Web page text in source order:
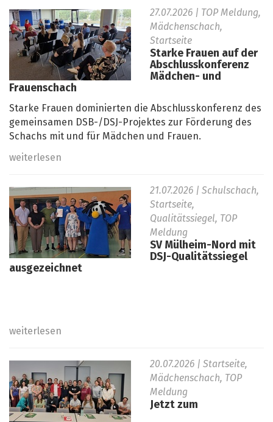
27.07.2026 | TOP Meldung,
Mädchenschach,
Startseite
Starke Frauen auf der
Abschlusskonferenz
Mädchen- und
Frauenschach
Starke Frauen dominierten die Abschlusskonferenz des
gemeinsamen DSB-/DSJ-Projektes zur Förderung des
Schachs mit und für Mädchen und Frauen.
weiterlesen
21.07.2026 | Schulschach,
Startseite,
Qualitätssiegel, TOP
Meldung
SV Mülheim-Nord mit
DSJ-Qualitätssiegel
ausgezeichnet
weiterlesen
20.07.2026 | Startseite,
Mädchenschach, TOP
Meldung
Jetzt zum